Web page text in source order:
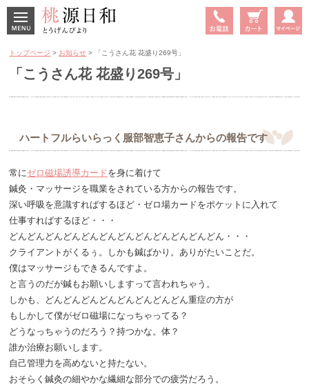
MENU
トップページ > お知らせ > 「こうさん花 花盛り269号」
「こうさん花 花盛り269号」
ハートフルらいらっく服部智恵子さんからの報告です
常にゼロ磁場誘導カード を身に着けて
鍼灸・マッサージを職業をされている方からの報告です。
深い呼吸を意識すればするほど・ゼロ場カードをポケットに入れて
仕事すればするほど・・・
どんどんどんどんどんどんどんどんどんどんどんどん・・・
クライアントがくるぅ。しかも鍼ばかり。ありがたいことだ。
僕はマッサージもできるんですよ。
と言うのだが鍼もお願いしますって言われちゃう。
しかも、どんどんどんどんどんどんどんどん重症の方が
もしかして僕がゼロ磁場になっちゃってる？
どうなっちゃうのだろう？持つかな。体？
誰か治療お願いします。
自己管理力を高めないと持たない。
おそらく鍼灸の細やかな繊細な部分での疲労だろう。